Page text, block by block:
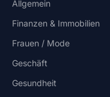
Allgemein
Finanzen & Immobilien
Frauen / Mode
Geschäft
Gesundheit